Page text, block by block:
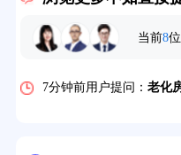
当前8
5分钟前用户提问：高温
7分钟前用户提问： 老化